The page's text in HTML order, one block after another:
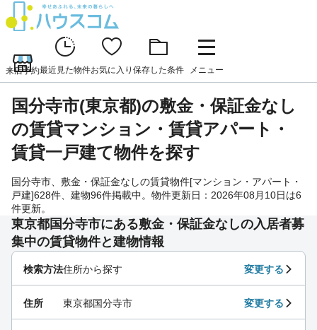
来店予約最近見た物件お気に入り 保存した条件 メニュー
国分寺市(東京都)の敷金・保証金なし
の賃貸マンション・賃貸アパート・
賃貸一戸建て物件を探す
国分寺市、敷金・保証金なしの賃貸物件[マンション・アパート・
戸建]628件、建物96件掲載中。物件更新日：2026年08月10日は6
件更新。
東京都国分寺市にある敷金・保証金なしの入居者募
集中の賃貸物件と建物情報
検索方法住所から探す 変更する
住所 東京都国分寺市 変更する